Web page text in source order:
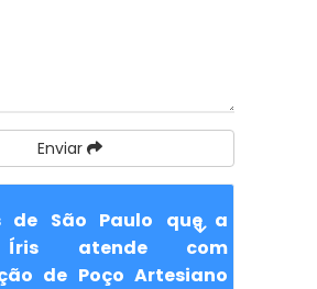
Enviar
de São Paulo que a
atende com
de Poço Artesiano